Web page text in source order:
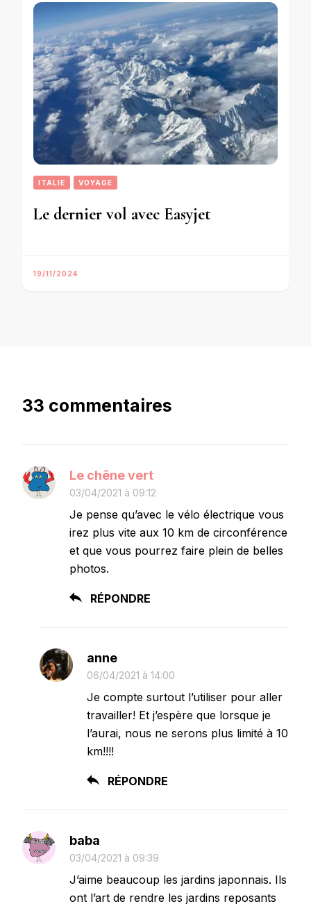
ITALIE VOYAGE
Le dernier vol avec Easyjet
19/11/2024
33 commentaires
Le chêne vert
03/04/2021 à 09:12
Je pense qu’avec le vélo électrique vous
irez plus vite aux 10 km de circonférence
et que vous pourrez faire plein de belles
photos.
RÉPONDRE
anne
06/04/2021 à 14:00
Je compte surtout l’utiliser pour aller
travailler! Et j’espère que lorsque je
l’aurai, nous ne serons plus limité à 10
km!!!!
RÉPONDRE
baba
03/04/2021 à 09:39
J’aime beaucoup les jardins japonnais. Ils
ont l’art de rendre les jardins reposants